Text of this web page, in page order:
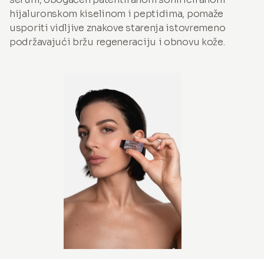
hijaluronskom kiselinom i peptidima, pomaže
usporiti vidljive znakove starenja istovremeno
podržavajući bržu regeneraciju i obnovu kože.